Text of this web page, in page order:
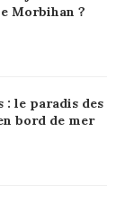
Morbihan ?
: le paradis des
bord de mer